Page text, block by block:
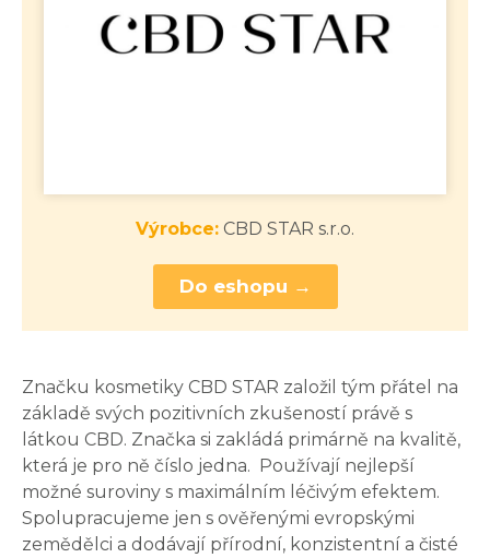
Výrobce: CBD STAR s.r.o.
Do eshopu →
Značku kosmetiky CBD STAR založil tým přátel na
základě svých pozitivních zkušeností právě s
látkou CBD. Značka si zakládá primárně na kvalitě,
která je pro ně číslo jedna. Používají nejlepší
možné suroviny s maximálním léčivým efektem.
Spolupracujeme jen s ověřenými evropskými
zemědělci a dodávají přírodní, konzistentní a čisté